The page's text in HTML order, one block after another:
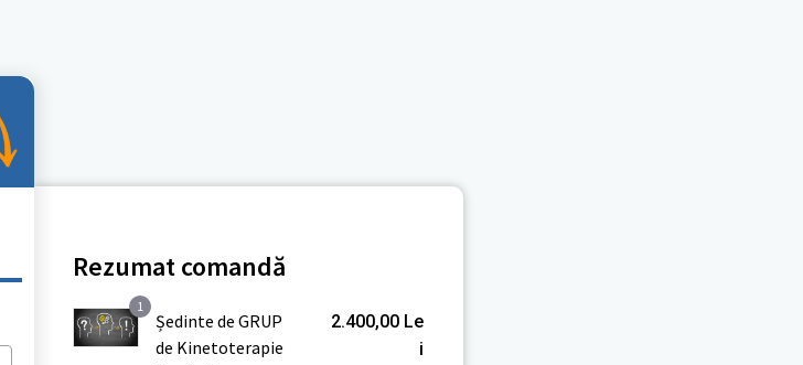
Rezumat comandă
1
Ședinte de GRUP
de Kinetoterapie
2.400,00 Le
I